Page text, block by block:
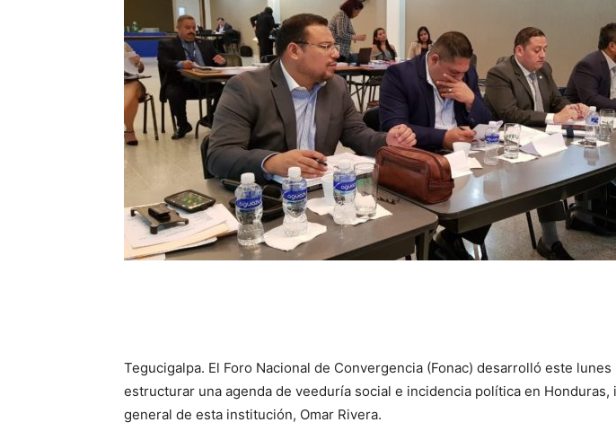
Tegucigalpa. El Foro Nacional de Convergencia (Fonac) desarrolló este lunes
estructurar una agenda de veeduría social e incidencia política en
general de esta institución, Omar Rivera.